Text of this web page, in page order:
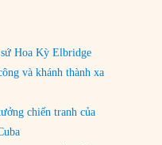
Hoa Kỳ Elbridge
và khánh thành xa
chiến tranh của